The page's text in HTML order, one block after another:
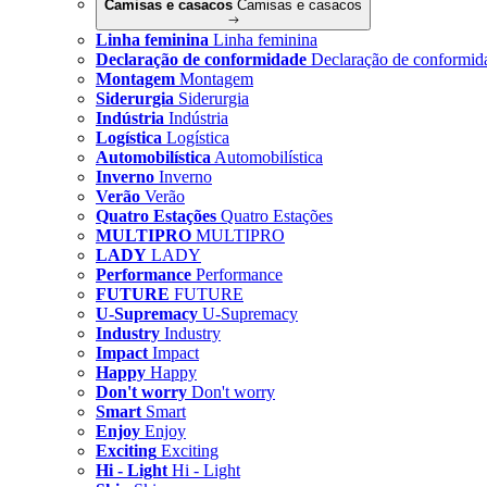
Camisas e casacos Camisas e casacos
Linha feminina Linha feminina
Declaração de conformidade Declaração de
Montagem Montagem
Siderurgia Siderurgia
Indústria Indústria
Logística Logística
Automobilística Automobilística
Inverno Inverno
Verão Verão
Quatro Estações Quatro Estações
MULTIPRO MULTIPRO
LADY LADY
Performance Performance
FUTURE FUTURE
U-Supremacy U-Supremacy
Industry Industry
Impact Impact
Happy Happy
Don't worry Don't worry
Smart Smart
Enjoy Enjoy
Exciting Exciting
Hi - Light Hi - Light